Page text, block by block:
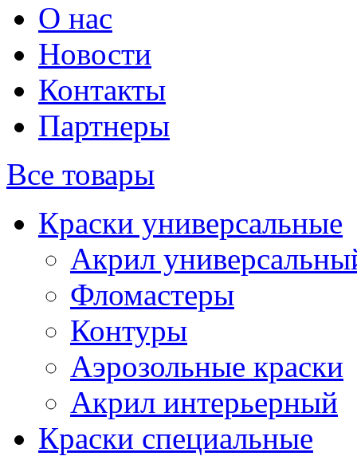
О нас
Новости
Контакты
Партнеры
Все товары
Краски универсальные
Акрил
Фломастеры
Контуры
Аэрозольные краски
Акрил интерьерный
Краски специальные